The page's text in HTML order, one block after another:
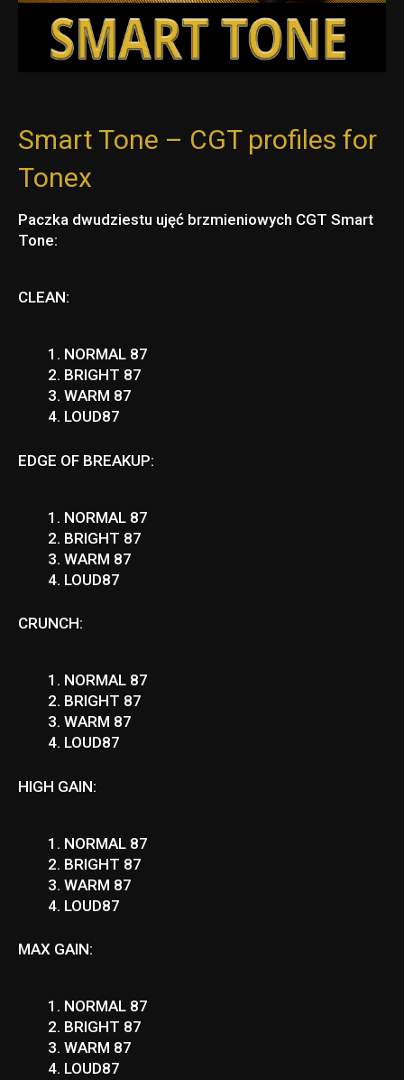
Smart Tone – CGT profiles for
Tonex
Paczka dwudziestu ujęć brzmieniowych CGT Smart
Tone:
CLEAN:
NORMAL 87
BRIGHT 87
WARM 87
LOUD87
EDGE OF BREAKUP:
NORMAL 87
BRIGHT 87
WARM 87
LOUD87
CRUNCH:
NORMAL 87
BRIGHT 87
WARM 87
LOUD87
HIGH GAIN:
NORMAL 87
BRIGHT 87
WARM 87
LOUD87
MAX GAIN:
NORMAL 87
BRIGHT 87
WARM 87
LOUD87